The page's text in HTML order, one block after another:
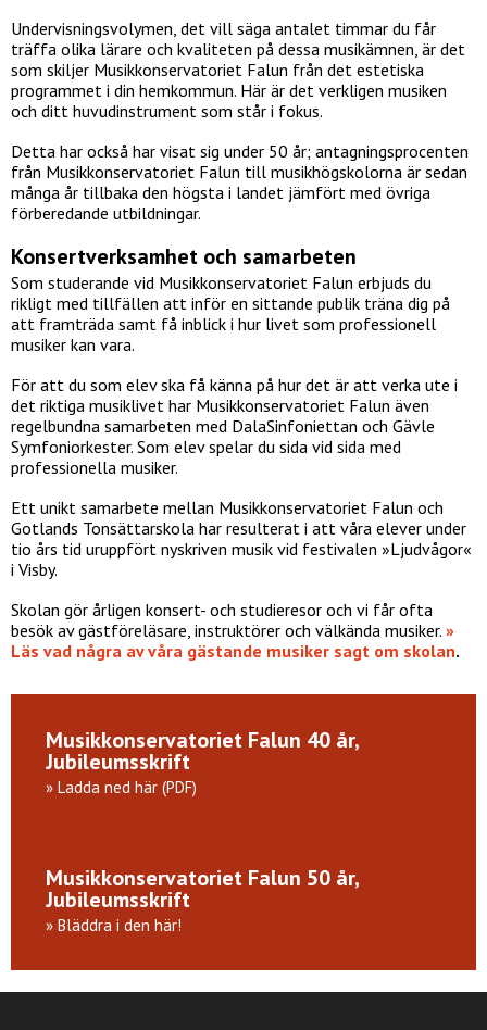
Undervisningsvolymen, det vill säga antalet timmar du får
träffa olika lärare och kvaliteten på dessa musikämnen, är det
som skiljer Musikkonservatoriet Falun från det estetiska
programmet i din hemkommun. Här är det verkligen musiken
och ditt huvudinstrument som står i fokus.
Detta har också har visat sig under 50 år; antagningsprocenten
från Musikkonservatoriet Falun till musikhögskolorna är sedan
många år tillbaka den högsta i landet jämfört med övriga
förberedande utbildningar.
Konsertverksamhet och samarbeten
Som studerande vid Musikkonservatoriet Falun erbjuds du
rikligt med tillfällen att inför en sittande publik träna dig på
att framträda samt få inblick i hur livet som professionell
musiker kan vara.
För att du som elev ska få känna på hur det är att verka ute i
det riktiga musiklivet har Musikkonservatoriet Falun även
regelbundna samarbeten med DalaSinfoniettan och Gävle
Symfoniorkester. Som elev spelar du sida vid sida med
professionella musiker.
Ett unikt samarbete mellan Musikkonservatoriet Falun och
Gotlands Tonsättarskola har resulterat i att våra elever under
tio års tid uruppfört nyskriven musik vid festivalen »Ljudvågor«
i Visby.
Skolan gör årligen konsert- och studieresor och vi får ofta
besök av gästföreläsare, instruktörer och välkända musiker. »
Läs vad några av våra gästande musiker sagt om skolan.
Musikkonservatoriet Falun 40 år,
Jubileumsskrift
» Ladda ned här (PDF)
Musikkonservatoriet Falun 50 år,
Jubileumsskrift
» Bläddra i den här!